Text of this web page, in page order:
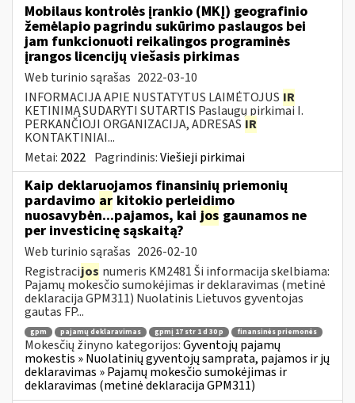
Mobilaus kontrolės įrankio (MKĮ) geografinio
žemėlapio pagrindu sukūrimo paslaugos bei
jam funkcionuoti reikalingos programinės
įrangos licencijų viešasis pirkimas
Web turinio sąrašas 2022-03-10
INFORMACIJA APIE NUSTATYTUS LAIMĖTOJUS IR
KETINIMĄ SUDARYTI SUTARTIS Paslaugų pirkimai I.
PERKANČIOJI ORGANIZACIJA, ADRESAS IR
KONTAKTINIAI...
Metai: 2022 Pagrindinis:Viešieji pirkimai
Kaip deklaruojamos finansinių priemonių
pardavimo ar kitokio perleidimo
nuosavybėn...pajamos, kai jos gaunamos ne
per investicinę sąskaitą?
Web turinio sąrašas 2026-02-10
Registracijos numeris KM2481 Ši informacija skelbiama:
Pajamų mokesčio sumokėjimas ir deklaravimas (metinė
deklaracija GPM311) Nuolatinis Lietuvos gyventojas
gautas FP...
gpm pajamų deklaravimas gpmį 17 str 1 d 30 p finansinės priemonės
Mokesčių žinyno kategorijos:Gyventojų pajamų
mokestis » Nuolatinių gyventojų samprata, pajamos ir jų
deklaravimas » Pajamų mokesčio sumokėjimas ir
deklaravimas (metinė deklaracija GPM311)